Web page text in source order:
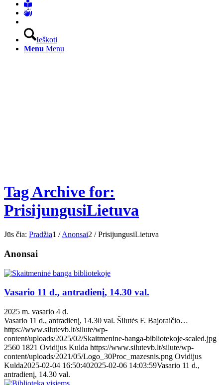
Ieškoti
Menu Menu
Tag Archive for:
PrisijungusiLietuva
Jūs čia: Pradžia1 / Anonsai2 / PrisijungusiLietuva
Anonsai
Vasario 11 d., antradienį, 14.30 val.
2025 m. vasario 4 d.
Vasario 11 d., antradienį, 14.30 val. Šilutės F. Bajoraičio…
https://www.silutevb.lt/silute/wp-
content/uploads/2025/02/Skaitmenine-banga-bibliotekoje-scaled.jpg
2560 1821 Ovidijus Kulda https://www.silutevb.lt/silute/wp-
content/uploads/2021/05/Logo_30Proc_mazesnis.png Ovidijus
Kulda2025-02-04 16:50:402025-02-06 14:03:59Vasario 11 d.,
antradienį, 14.30 val.